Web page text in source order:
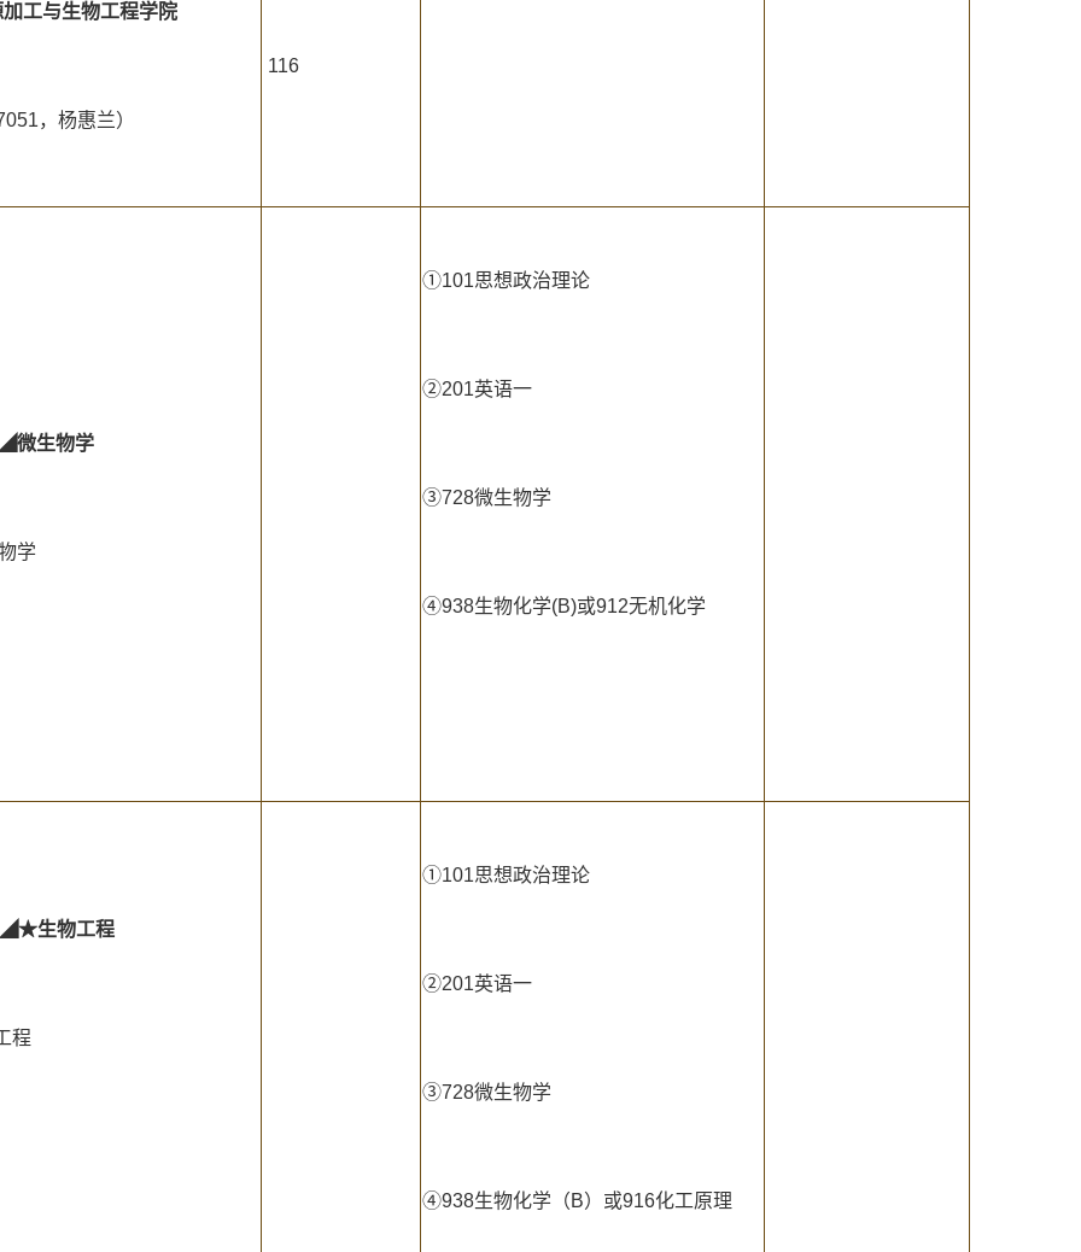
工与生物工程学院
，杨惠兰）
116
微生物学
学
①101思想政治理论
②201英语一
③728微生物学
④938生物化学(B)或912无机化学
生物工程
程
①101思想政治理论
②201英语一
③728微生物学
④938生物化学（B）或916化工原理